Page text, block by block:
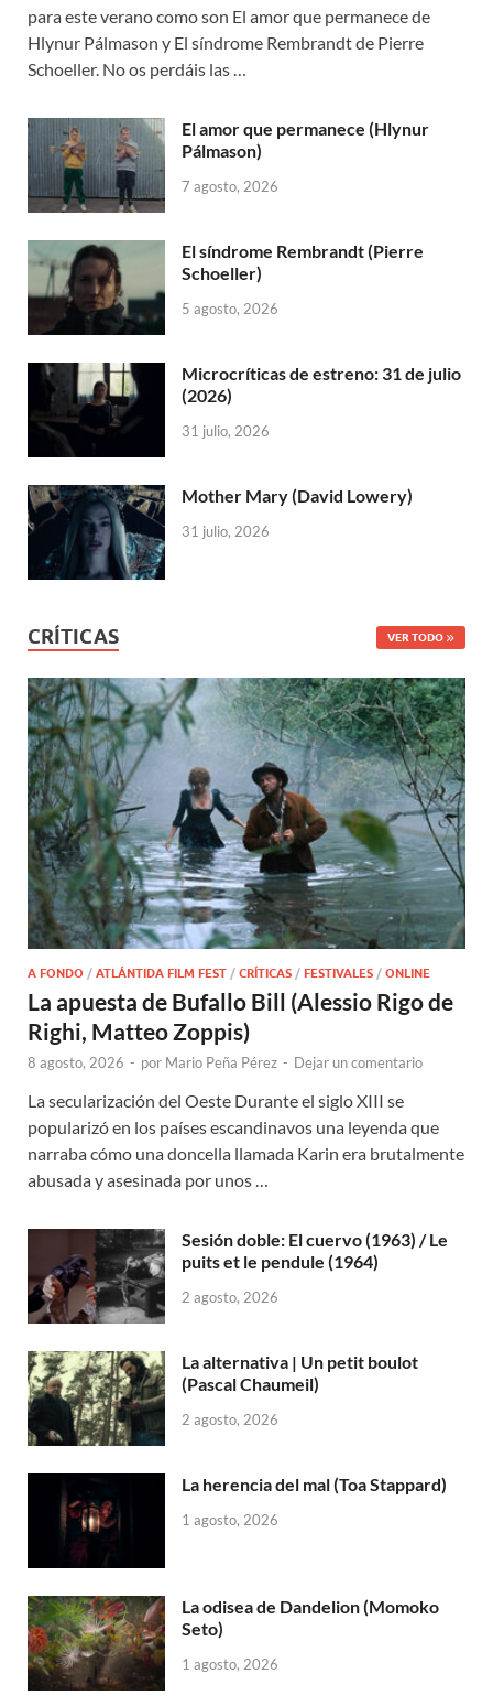
para este verano como son El amor que permanece de
Hlynur Pálmason y El síndrome Rembrandt de Pierre
Schoeller. No os perdáis las …
El amor que permanece (Hlynur
Pálmason)
7 agosto, 2026
El síndrome Rembrandt (Pierre
Schoeller)
5 agosto, 2026
Microcríticas de estreno: 31 de julio
(2026)
31 julio, 2026
Mother Mary (David Lowery)
31 julio, 2026
CRÍTICAS VER TODO
A FONDO / ATLÁNTIDA FILM FEST / CRÍTICAS / FESTIVALES / ONLINE
La apuesta de Bufallo Bill (Alessio Rigo de
Righi, Matteo Zoppis)
8 agosto, 2026 - por Mario Peña Pérez - Dejar un comentario
La secularización del Oeste Durante el siglo XIII se
popularizó en los países escandinavos una leyenda que
narraba cómo una doncella llamada Karin era brutalmente
abusada y asesinada por unos …
Sesión doble: El cuervo (1963) / Le
puits et le pendule (1964)
2 agosto, 2026
La alternativa | Un petit boulot
(Pascal Chaumeil)
2 agosto, 2026
La herencia del mal (Toa Stappard)
1 agosto, 2026
La odisea de Dandelion (Momoko
Seto)
1 agosto, 2026